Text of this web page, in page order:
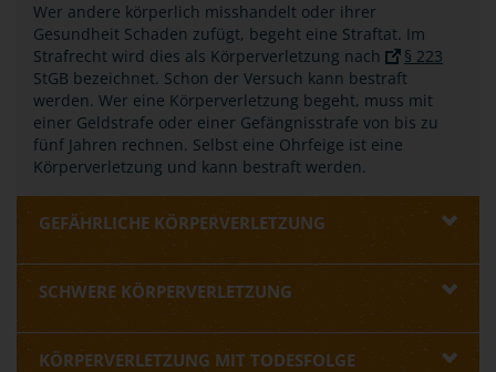
Wer andere körperlich misshandelt oder ihrer
Gesundheit Schaden zufügt, begeht eine Straftat. Im
Strafrecht wird dies als Körperverletzung nach
§ 223
StGB bezeichnet. Schon der Versuch kann bestraft
werden. Wer eine Körperverletzung begeht, muss mit
einer Geldstrafe oder einer Gefängnisstrafe von bis zu
fünf Jahren rechnen. Selbst eine Ohrfeige ist eine
Körperverletzung und kann bestraft werden.
GEFÄHRLICHE KÖRPERVERLETZUNG
SCHWERE KÖRPERVERLETZUNG
KÖRPERVERLETZUNG MIT TODESFOLGE